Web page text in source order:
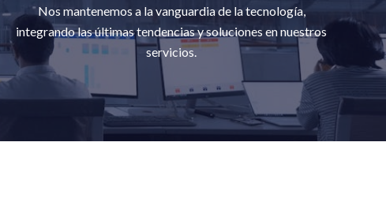
Nos mantenemos a la vanguardia de la tecnología,
integrando las últimas tendencias y soluciones en nuestros
servicios.